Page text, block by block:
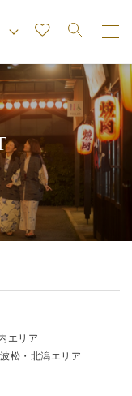
エリア
波松・北潟エリア